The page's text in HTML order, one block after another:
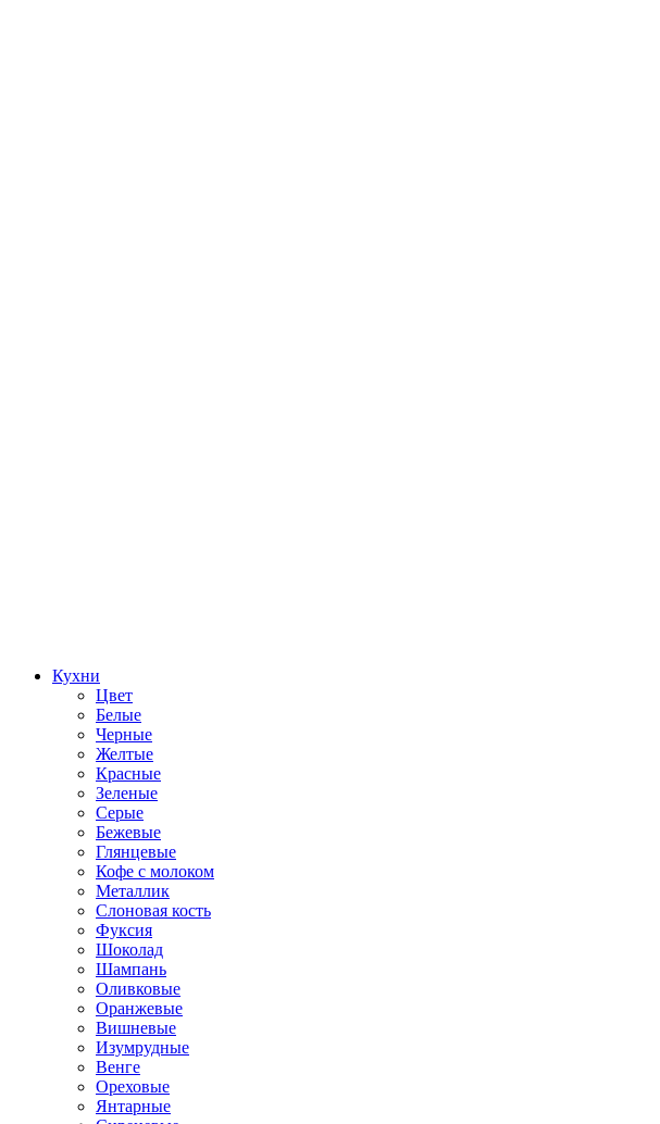
Кухни
Цвет
Белые
Черные
Желтые
Красные
Зеленые
Серые
Бежевые
Глянцевые
Кофе с молоком
Металлик
Слоновая кость
Фуксия
Шоколад
Шампань
Оливковые
Оранжевые
Вишневые
Изумрудные
Венге
Ореховые
Янтарные